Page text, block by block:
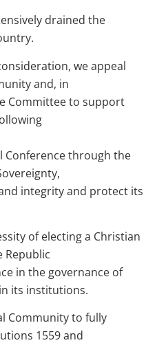
drained the
we appeal
and, in
Committee to support
Conference through the
integrity and protect its
of electing a Christian
Republic
in the governance of
its institutions.
Community to fully
1559 and